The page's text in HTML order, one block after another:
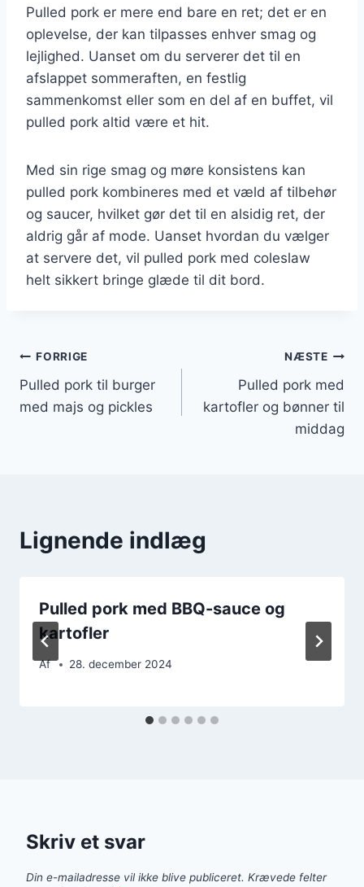
Pulled pork er mere end bare en ret; det er en
oplevelse, der kan tilpasses enhver smag og
lejlighed. Uanset om du serverer det til en
afslappet sommeraften, en festlig
sammenkomst eller som en del af en buffet, vil
pulled pork altid være et hit.
Med sin rige smag og møre konsistens kan
pulled pork kombineres med et væld af tilbehør
og saucer, hvilket gør det til en alsidig ret, der
aldrig går af mode. Uanset hvordan du vælger
at servere det, vil pulled pork med coleslaw
helt sikkert bringe glæde til dit bord.
Indlægsnavigation
FORRIGE
Pulled pork til burger
med majs og pickles
NÆSTE
Pulled pork med
kartofler og bønner til
middag
Lignende indlæg
Pulled pork med BBQ-sauce og
kartofler
Af 28. december 2024
Skriv et svar
Din e-mailadresse vil ikke blive publiceret. Krævede felter